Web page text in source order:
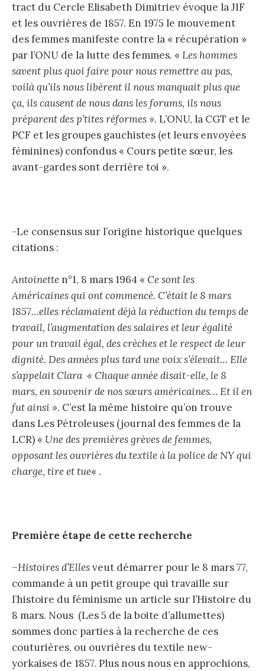
tract du Cercle Elisabeth Dimitriev évoque la JIF
et les ouvrières de 1857. En 1975 le mouvement
des femmes manifeste contre la « récupération »
par l’ONU de la lutte des femmes. « Les hommes
savent plus quoi faire pour nous remettre au pas,
voilà qu’ils nous libèrent il nous manquait plus que
ça, ils causent de nous dans les forums, ils nous
préparent des p’tites réformes ». L’ONU, la CGT et le
PCF et les groupes gauchistes (et leurs envoyées
féminines) confondus « Cours petite sœur, les
avant-gardes sont derrière toi ».
-Le consensus sur l’origine historique quelques
citations :
Antoinette n°1, 8 mars 1964 « Ce sont les
Américaines qui ont commencé. C’était le 8 mars
1857…elles réclamaient déjà la réduction du temps de
travail, l’augmentation des salaires et leur égalité
pour un travail égal, des crèches et le respect de leur
dignité. Des années plus tard une voix s’élevait… Elle
s’appelait Clara « Chaque année disait-elle, le 8
mars, en souvenir de nos sœurs américaines… Et il en
fut ainsi ». C’est la même histoire qu’on trouve
dans Les Pétroleuses (journal des femmes de la
LCR) « Une des premières grèves de femmes,
opposant les ouvrières du textile à la police de NY qui
charge, tire et tue« .
Première étape de cette recherche
–Histoires d’Ellesveut démarrer pour le 8 mars 77,
commande à un petit groupe qui travaille sur
l’histoire du féminisme un article sur l’Histoire du
8 mars. Nous (Les 5 de la boite d’allumettes)
sommes donc parties à la recherche de ces
couturières, ou ouvrières du textile new-
yorkaises de 1857. Plus nous nous en approchions,